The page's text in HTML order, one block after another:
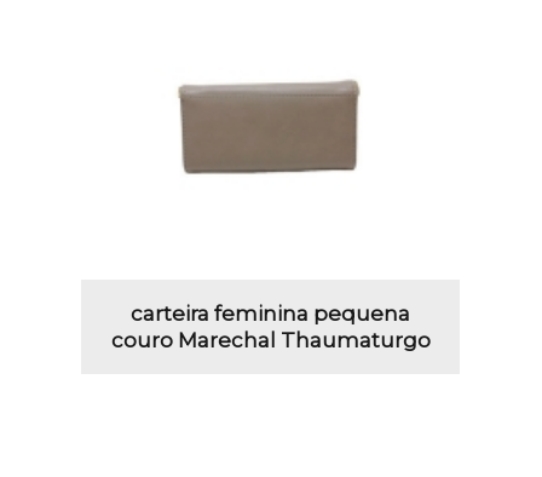
carteira feminina pequena
couro Marechal Thaumaturgo